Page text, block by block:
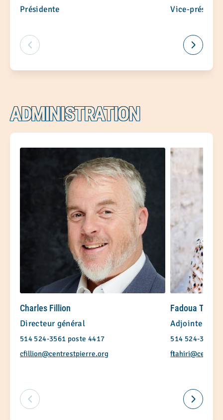
Présidente
Vice-
ADMINISTRATION
Charles Fillion
Directeur général
514 524-3561 poste 4417
cfillion@centrestpierre.org
Fadoua Tahiri
Adjointe à la
514 524-3561